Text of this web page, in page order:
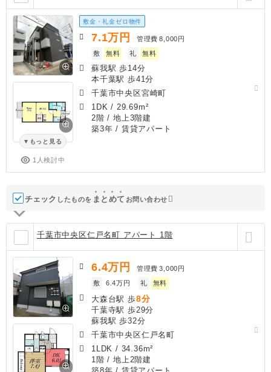
もっと見る
1人検討中
敷金・礼金ゼロ物件
7.1万円 管理費 8,000円
敷
無料 礼 無料
蘇我駅 歩14分
本千葉駅 歩41分
千葉市中央区宮崎町
1DK / 29.69m²
2階 / 地上3階建
築3年 / 賃貸アパート
チェック したものを ま と めて お問い合わせ
千葉市中央区仁戸名町 アパート 1階
6.4万円 管理費 3,000円
敷
6.4万円 礼 無料
大森台駅 歩8分
千葉寺駅 歩29分
蘇我駅 歩32分
千葉市中央区仁戸名町
1LDK / 34.36m²
1階 / 地上2階建